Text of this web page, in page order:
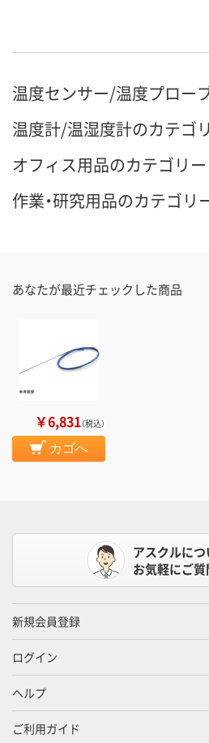
カゴへ
温度センサー/温度プロー
温度計/温湿度計のカテゴ
オフィス用品のカテゴリー
作業・研究用品のカテゴリ
あなたが最近チェックした商品
￥6,831（税込）
カゴへ
アスクルにつ
お気軽にご質
新規会員登録
ログイン
ヘルプ
ご利用ガイド